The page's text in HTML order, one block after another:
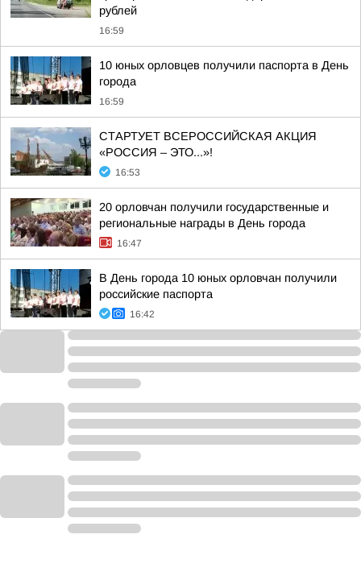
рублей
16:59
10 юных орловцев получили паспорта в День
города
16:59
СТАРТУЕТ ВСЕРОССИЙСКАЯ АКЦИЯ
«РОССИЯ – ЭТО...»!
16:53
20 орловчан получили государственные и
региональные награды в День города
16:47
В День города 10 юных орловчан получили
российские паспорта
16:42